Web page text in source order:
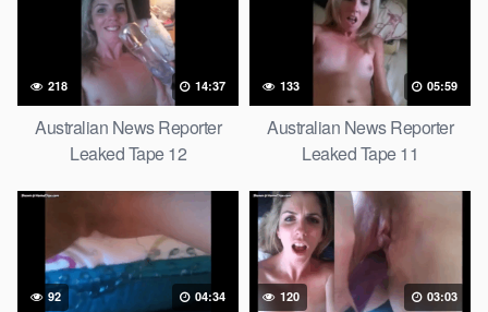
218 14:37
Australian News Reporter
Leaked Tape 12
133 05:59
Australian News Reporter
Leaked Tape 11
92 04:34 120 03:03